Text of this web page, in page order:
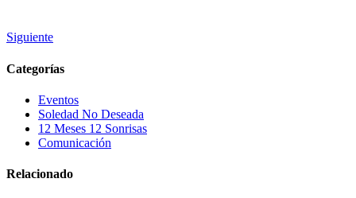
Siguiente
Categorías
Eventos
Soledad No Deseada
12 Meses 12 Sonrisas
Comunicación
Relacionado